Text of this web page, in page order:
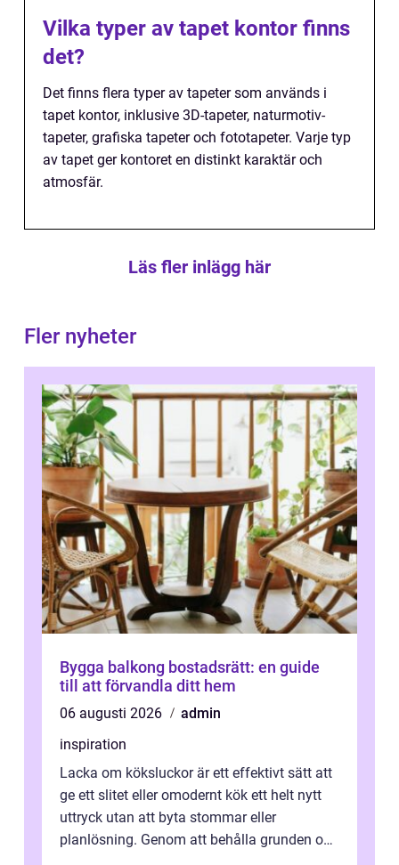
Vilka typer av tapet kontor finns
det?
Det finns flera typer av tapeter som används i
tapet kontor, inklusive 3D-tapeter, naturmotiv-
tapeter, grafiska tapeter och fototapeter. Varje typ
av tapet ger kontoret en distinkt karaktär och
atmosfär.
Läs fler inlägg här
Fler nyheter
Bygga balkong bostadsrätt: en guide
till att förvandla ditt hem
06 augusti 2026
admin
inspiration
Lacka om köksluckor är ett effektivt sätt att
ge ett slitet eller omodernt kök ett helt nytt
uttryck utan att byta stommar eller
planlösning. Genom att behålla grunden och